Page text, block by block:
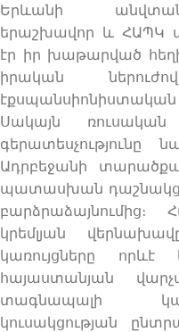
Երևանի
երաշխավոր և ՀԱՊԿ
էր իր խաթարված
իրական
էքսպանսիոնիստական
Սակայն
գերատեսչությունը
Ադրբեջանի
պատասխան
կրեմլյան
կառույցները
հայաստանյան
տագնապալի
կուսակցության